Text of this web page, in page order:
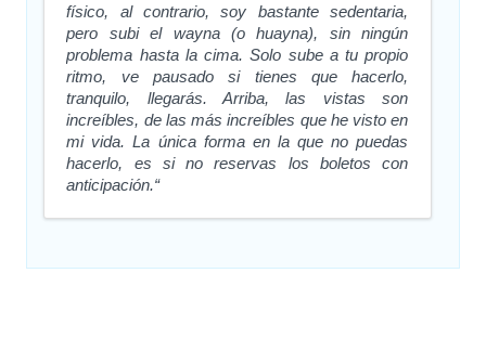
físico, al contrario, soy bastante sedentaria,
pero subi el wayna (o huayna), sin ningún
problema hasta la cima. Solo sube a tu propio
ritmo, ve pausado si tienes que hacerlo,
tranquilo, llegarás. Arriba, las vistas son
increíbles, de las más increíbles que he visto en
mi vida. La única forma en la que no puedas
hacerlo, es si no reservas los boletos con
anticipación.“